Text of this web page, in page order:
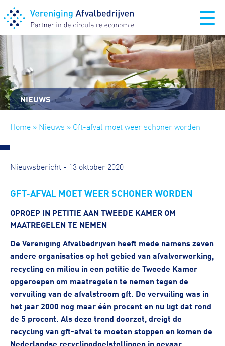
NIEUWS
Home » Nieuws » Gft-afval moet weer schoner worden
Nieuwsbericht - 13 oktober 2020
GFT-AFVAL MOET WEER SCHONER WORDEN
OPROEP IN PETITIE AAN TWEEDE KAMER OM
MAATREGELEN TE NEMEN
De Vereniging Afvalbedrijven heeft mede namens zeven
andere organisaties op het gebied van afvalverwerking,
recycling en milieu in een petitie de Tweede Kamer
opgeroepen om maatregelen te nemen tegen de
vervuiling van de afvalstroom gft. De vervuiling was in
het jaar 2000 nog maar één procent en nu ligt dat rond
de 5 procent. Als deze trend doorzet, dreigt de
recycling van gft-afval te moeten stoppen en komen de